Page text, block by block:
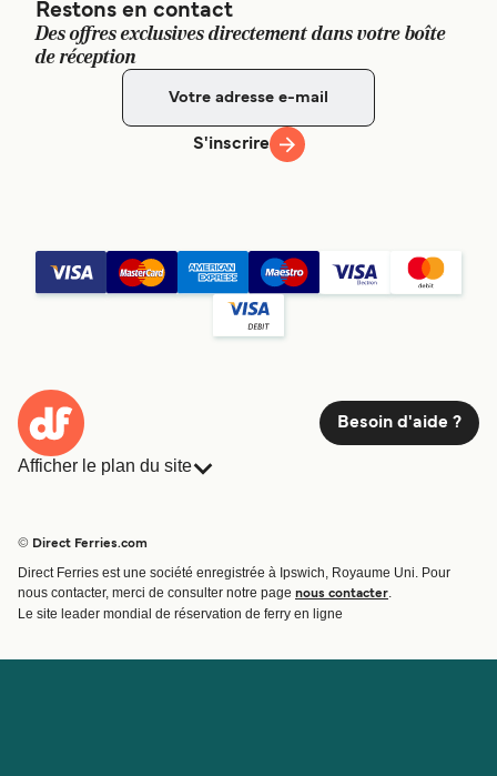
Restons en contact
Des offres exclusives directement dans votre boîte
de réception
S'inscrire
Besoin d'aide ?
Afficher le plan du site
Traversées et ports
Billet de bateau
© Direct Ferries.com
Direct Ferries est une société enregistrée à Ipswich, Royaume Uni. Pour
nous contacter, merci de consulter notre page nous contacter.
Le site leader mondial de réservation de ferry en ligne